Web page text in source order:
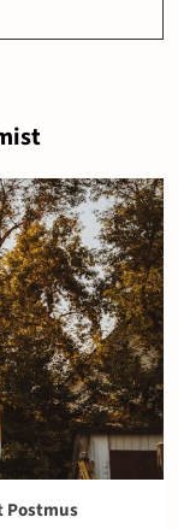
Postmus